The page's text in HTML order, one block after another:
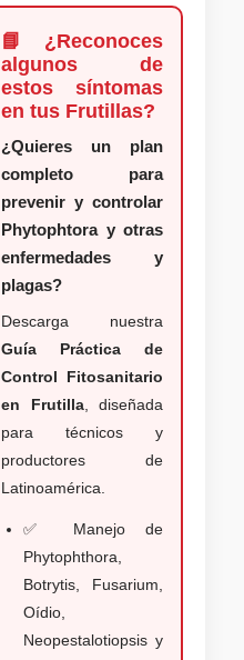
📘¿Reconoces
algunos de
estos síntomas
en tus Frutillas?
¿Quieres un plan
completo para
prevenir y controlar
Phytophtora y otras
enfermedades y
plagas?
Descarga nuestra
Guía Práctica de
Control Fitosanitario
en Frutilla, diseñada
para técnicos y
productores de
Latinoamérica.
✅ Manejo de
Phytophthora,
Botrytis, Fusarium,
Oídio,
Neopestalotiopsis y